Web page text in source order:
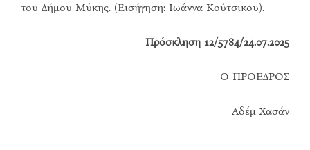
του Δήμου Μύκης. (Εισήγηση: Ιωάννα Κούτσικου).
Πρόσκληση 12/5784/24.07.2025
Ο ΠΡΟΕΔΡΟΣ
Αδέμ Χασάν